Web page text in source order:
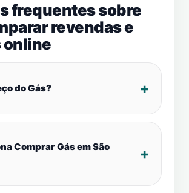
frequentes sobre
revendas e
online
do Gás?
Comprar Gás em São